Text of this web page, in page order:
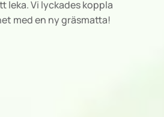
leka. Vi lyckades koppla
med en ny gräsmatta!